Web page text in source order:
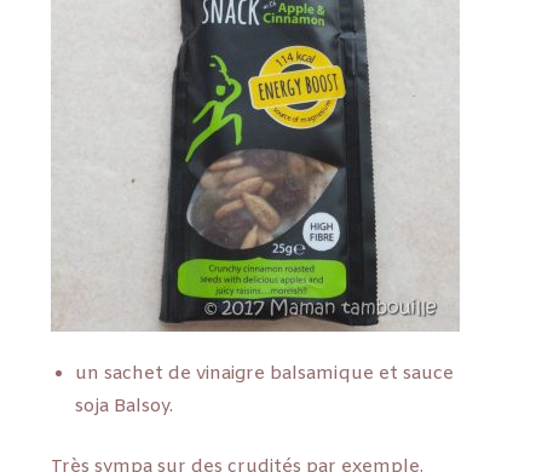
un sachet de vinaigre balsamique et sauce
soja Balsoy.
Très sympa sur des crudités par exemple.